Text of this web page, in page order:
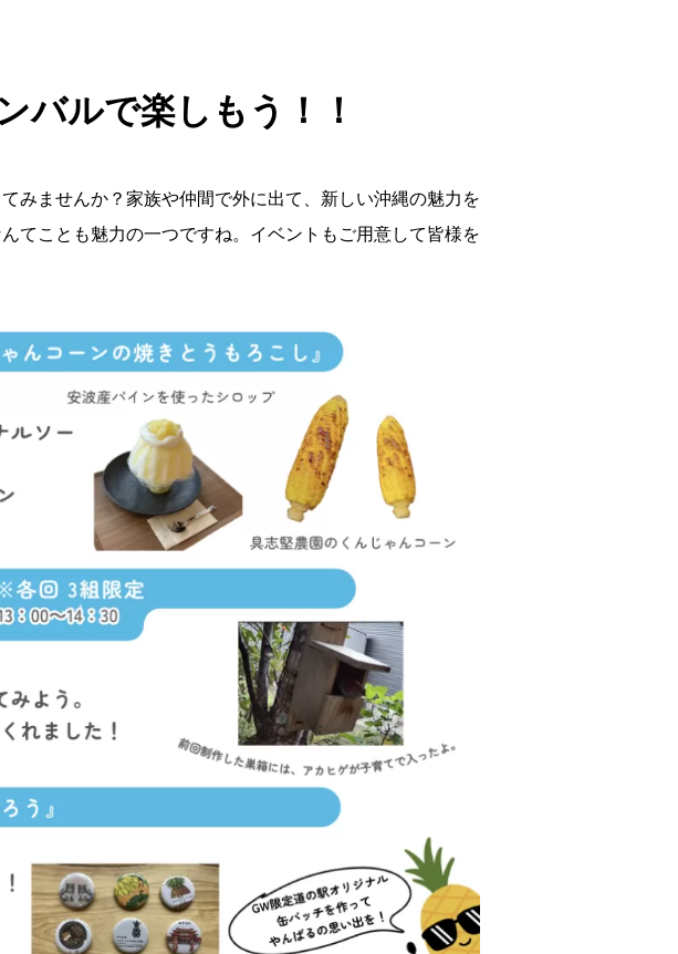
バルで楽しもう！！
みませんか？家族や仲間で外に出て、新しい沖縄の魅力を
てことも魅力の一つですね。イベントもご用意して皆様を